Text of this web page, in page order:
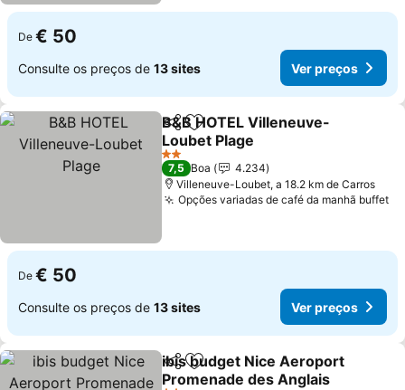
De € 50
Consulte os preços de 13 sites Ver preços
PartilharAdicionar aos favoritos
B&B HOTEL Villeneuve-
Loubet Plage
Ver preços
2 Estrelas
7,5 Boa
4.234
Villeneuve-Loubet, a 18.2 km de Carros
Opções variadas de café da manhã buffet
De € 50
Consulte os preços de 13 sites Ver preços
PartilharAdicionar aos favoritos
ibis budget Nice Aeroport
Promenade des Anglais